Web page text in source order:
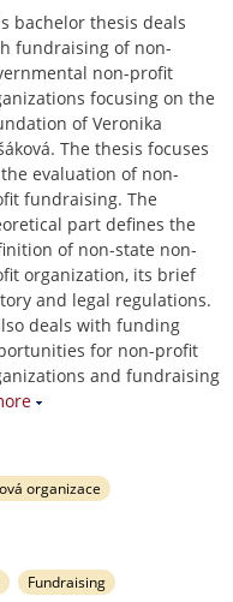
bachelor thesis deals
fundraising of non-
non-profit
focusing on the
of Veronika
The thesis focuses
evaluation of non-
fundraising. The
part defines the
of non-state non-
organization, its brief
and legal regulations.
deals with funding
for non-profit
and fundraising
organizace
Fundraising